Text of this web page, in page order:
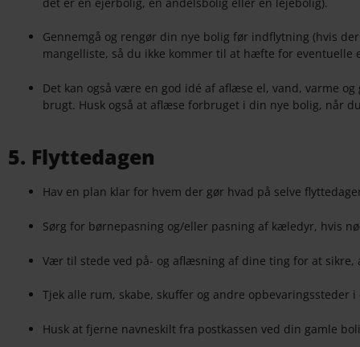
Gennemgå og rengør din nye bolig før indflytning (hvis
mangelliste, så du ikke kommer til at hæfte for eventuelle
Det kan også være en god idé af aflæse el, vand, varme
brugt. Husk også at aflæse forbruget i din nye bolig, når
5. Flyttedagen
Hav en plan klar for hvem der gør hvad på selve
Sørg for børnepasning og/eller pasning af kæledyr, hvis
Vær til stede ved på- og aflæsning af dine ting for at sikre,
Tjek alle rum, skabe, skuffer og andre opbevaringssteder
Husk at fjerne navneskilt fra postkassen ved din gamle